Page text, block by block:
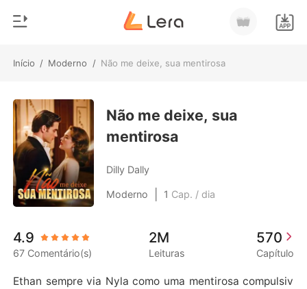
Início / Moderno / Não me deixe, sua mentirosa
Loja
Histórico
Sair
Baixar App
Gênero
Moderno
Lobisomem
Contos
Bilionários
Não me deixe, sua
mentirosa
Dilly Dally
Moderno 1 Cap. / dia
4.9
67 Comentário(s)
2M
Leituras
570
Capítulo
Ethan sempre via Nyla como uma mentirosa compulsiv